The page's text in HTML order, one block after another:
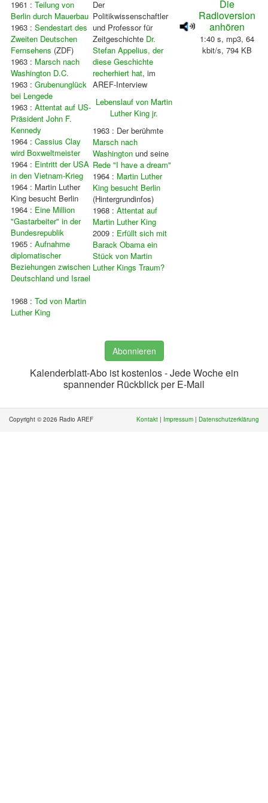
1961 : Teilung von
Berlin durch Mauerbau
1963 : Sendestart des
Zweiten Deutschen
Fernsehens (ZDF)
1963 : Marsch nach
Washington D.C.
1963 : Grubenunglück
bei Lengede
1963 : Attentat auf US-
Präsident John F.
Kennedy
1964 : Cassius Clay
wird Boxweltmeister
1964 : Eintritt der USA
in den Vietnam-Krieg
1964 : Martin Luther
King besucht Berlin
1964 : Eine Million
"Gastarbeiter" in der
Bundesrepublik
1965 : Aufnahme
diplomatischer
Beziehungen zwischen
Deutschland und Israel
1968 : Tod von Martin
Luther King
Der
Politikwissenschaftler
und Professor für
Zeitgeschichte Dr.
Stefan Appelius, der
diese Geschichte
recherhiert hat, im
AREF-Interview
Lebenslauf von Martin
Luther King jr.
1963 : Der berühmte
Marsch nach
Washingtonund seine
Rede "I have a dream"
1964 : Martin Luther
King besucht Berlin
(Hintergrundinfos)
1968 : Attentat auf
Martin Luther King
2009 : Erfüllt sich mit
Barack Obama ein
Stück von Martin
Luther Kings Traum?
Die
Radioversion
anhören
1:40 s, mp3, 64
kbit/s, 794 KB
Abonnieren
Kalenderblatt-Abo ist kostenlos - Jede Woche ein
spannender Rückblick per E-Mail
Copyright © 2026 Radio AREF Kontakt | Impressum | Datenschutzerklärung